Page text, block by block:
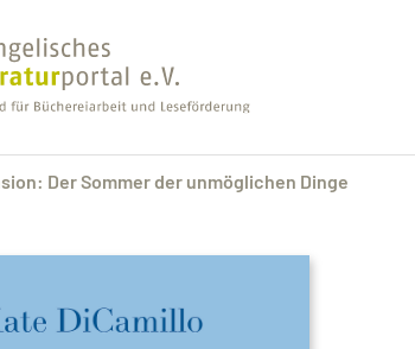
Der Sommer der unmöglichen Dinge